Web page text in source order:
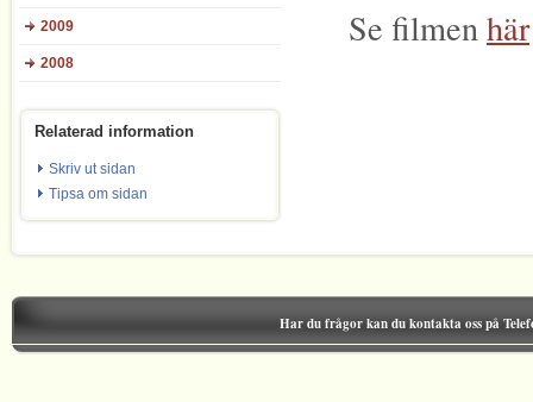
2009
2008
Relaterad information
Skriv ut sidan
Tipsa om sidan
Se filmenhär
Har du frågor kan du kontakta oss på